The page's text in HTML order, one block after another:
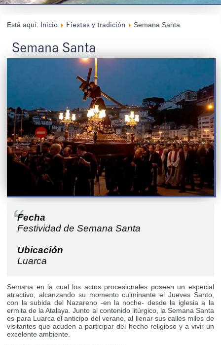
Está aquí: Inicio Fiestas y tradición Semana Santa
Semana Santa
Fecha
Festividad de Semana Santa
Ubicación
Luarca
Semana en la cual los actos procesionales poseen un especial
atractivo, alcanzando su momento culminante el Jueves Santo,
con la subida del Nazareno -en la noche- desde la iglesia a la
ermita de la Atalaya. Junto al contenido litúrgico, la Semana Santa
es para Luarca el anticipo del verano, al llenar sus calles miles de
visitantes que acuden a participar del hecho religioso y a vivir un
excelente ambiente.